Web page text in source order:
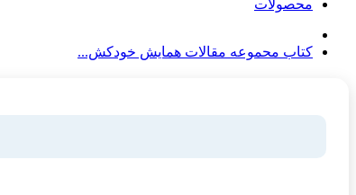
محصولات
کتاب محموعه مقالات همایش خودکش...